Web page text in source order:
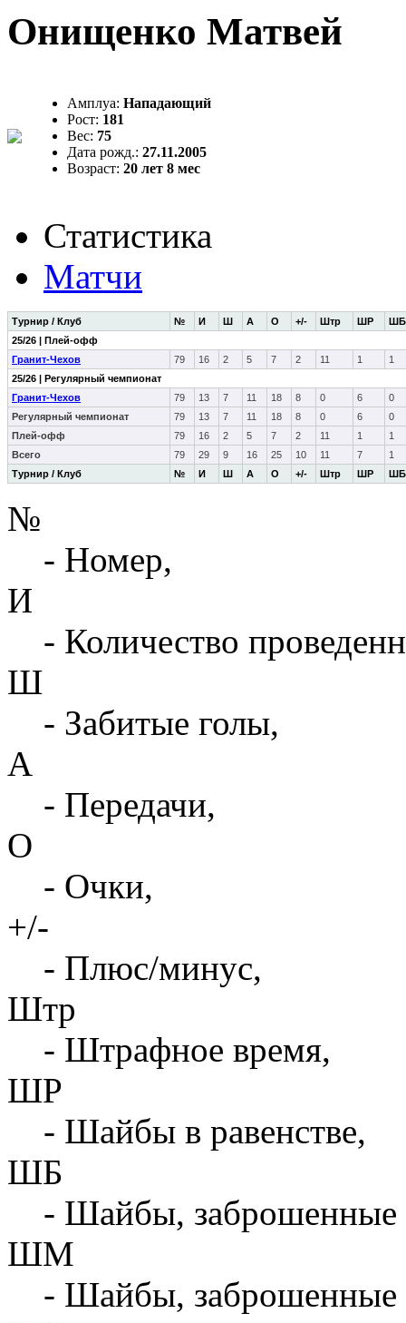
Онищенко Матвей
Амплуа: Нападающий
Рост: 181
Вес: 75
Дата рожд.: 27.11.2005
Возраст: 20 лет 8 мес
Статистика
Матчи
Турнир / Клуб № И Ш А О +/- Штр ШР ШБ
Турнир / Клуб № И Ш А О +/- Штр ШР ШБ
25/26 | Плей-офф
Гранит-Чехов
79 16 2 5 7 2 11 1
1
25/26 | Регулярный чемпионат
Гранит-Чехов
79 13 7 11 18 8 0 6
0
Регулярный чемпионат
79 13 7 11 18 8 0 6
0
Плей-офф
79 16 2 5 7 2 11 1
1
Всего
79 29 9 16 25 10 11 7 1
№
- Номер,
И
- Количество
Ш
- Забитые голы,
А
- Передачи,
О
- Очки,
+/-
- Плюс/минус,
Штр
- Штрафное время,
ШР
- Шайбы в равенстве,
ШБ
- Шайбы, заброшенные
ШМ
- Шайбы, заброшенные